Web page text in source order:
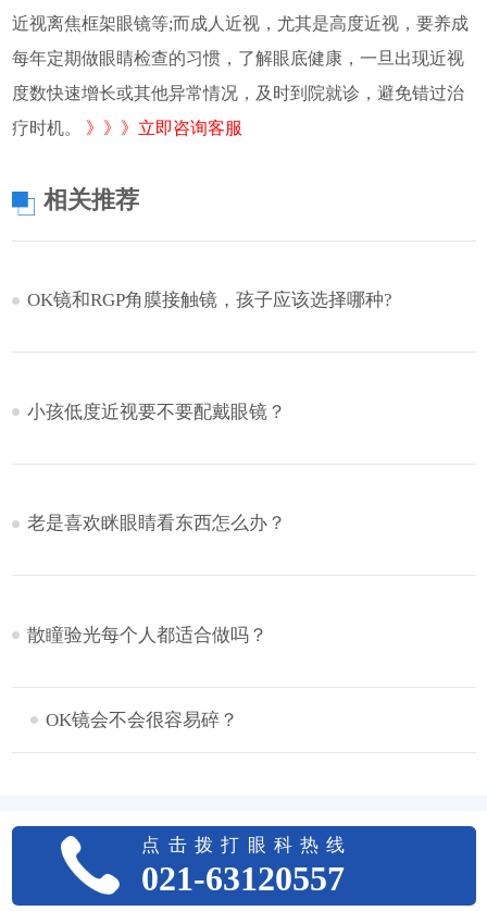
近视离焦框架眼镜等;而成人近视，尤其是高度近视，要养成
每年定期做眼睛检查的习惯，了解眼底健康，一旦出现近视
度数快速增长或其他异常情况，及时到院就诊，避免错过治
疗时机。 》》》立即咨询客服
相关推荐
OK镜和RGP角膜接触镜，孩子应该选择哪种?
小孩低度近视要不要配戴眼镜？
老是喜欢眯眼睛看东西怎么办？
散瞳验光每个人都适合做吗？
OK镜会不会很容易碎？
点击拨打眼科热线
021-63120557